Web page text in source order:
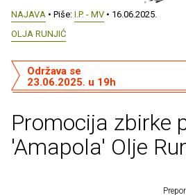
NAJAVA • Piše: I.P. - MV • 16.06.2025.
OLJA RUNJIĆ
Promocija zbirke
'Amapola' Olje
Održava se
23.06.2025. u 19h